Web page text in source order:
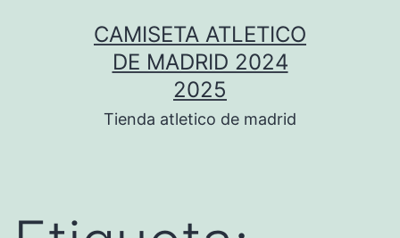
CAMISETA ATLETICO
DE MADRID 2024
2025
Tienda atletico de madrid